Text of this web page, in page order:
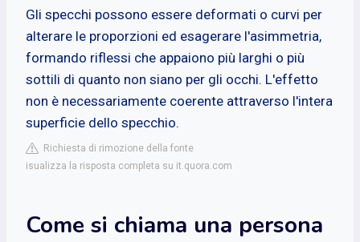
Gli specchi possono essere deformati o curvi per
alterare le proporzioni ed esagerare l'asimmetria,
formando riflessi che appaiono più larghi o più
sottili di quanto non siano per gli occhi. L'effetto
non è necessariamente coerente attraverso l'intera
superficie dello specchio.
Richiesta di rimozione della fonte
isualizza la risposta completa su it.quora.com
Come si chiama una persona